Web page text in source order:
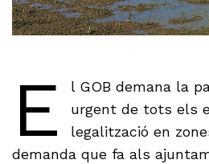
E
l GOB demana la
urgent de tots els
legalització en
demanda que fa als